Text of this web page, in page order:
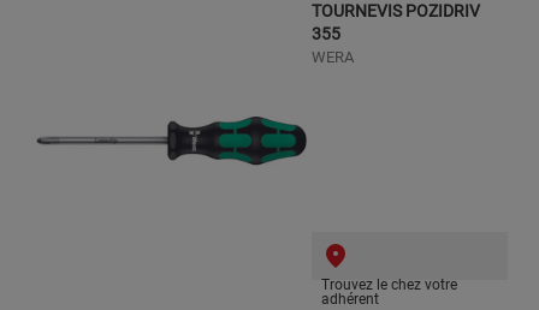
TOURNEVIS POZIDRIV
355
WERA
Trouvez le chez votre
adhérent